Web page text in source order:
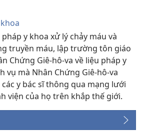
y khoa xử lý chảy máu và
truyền máu, lập trường tôn giáo
Chứng Giê-hô-va về liệu pháp y
vụ mà Nhân Chứng Giê-hô-va
y bác sĩ thông qua mạng lưới
viện của họ trên khắp thế giới.